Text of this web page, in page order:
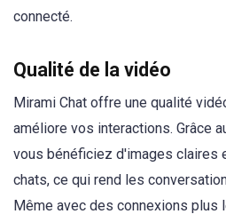
connecté.
Qualité de la vidéo
Mirami Chat offre une qualité
améliore vos interactions. Grâce
vous bénéficiez d'images claires
chats, ce qui rend les
Même avec des connexions plus